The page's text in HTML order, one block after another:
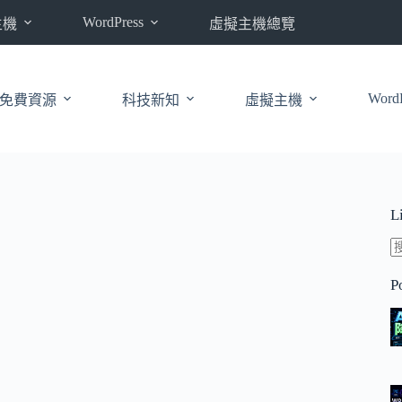
WordPress 虛擬主機總覽
免費資源 科技新知 虛擬主機